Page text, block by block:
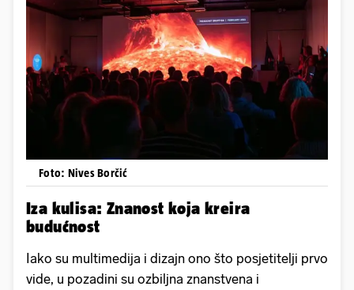
Foto: Nives Borčić
Iza kulisa: Znanost koja kreira
budućnost
Iako su multimedija i dizajn ono što posjetitelji prvo
vide, u pozadini su ozbiljna znanstvena i